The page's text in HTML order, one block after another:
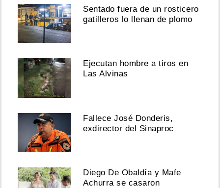
Sentado fuera de un rosticero
gatilleros lo llenan de plomo
Ejecutan hombre a tiros en
Las Alvinas
Fallece José Donderis,
exdirector del Sinaproc
Diego De Obaldía y Mafe
Achurra se casaron